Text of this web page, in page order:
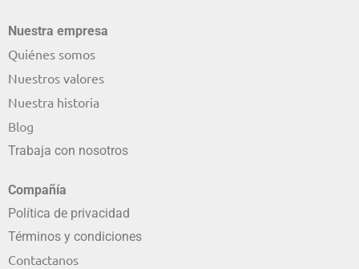
Nuestra empresa
Quiénes somos
Nuestros valores
Nuestra historia
Blog
Trabaja con nosotros
Compañía
Política de privacidad
Términos y condiciones
Contactanos